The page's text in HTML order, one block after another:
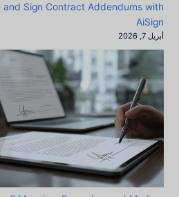
and Sign Contract Addendums with
AiSign
أبريل 7, 2026